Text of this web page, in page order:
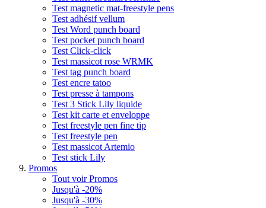
Test magnetic mat-freestyle pens
Test adhésif vellum
Test Word punch board
Test pocket punch board
Test Click-click
Test massicot rose WRMK
Test tag punch board
Test encre tatoo
Test presse à tampons
Test 3 Stick Lily liquide
Test kit carte et enveloppe
Test freestyle pen fine tip
Test freestyle pen
Test massicot Artemio
Test stick Lily
Promos
Tout voir Promos
Jusqu'à -20%
Jusqu'à -30%